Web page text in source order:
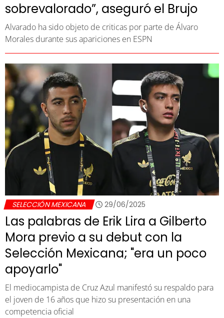
sobrevalorado”, aseguró el Brujo
Alvarado ha sido objeto de criticas por parte de Álvaro
Morales durante sus apariciones en ESPN
SELECCIÓN MEXICANA 29/06/2025
Las palabras de Erik Lira a Gilberto
Mora previo a su debut con la
Selección Mexicana; "era un poco
apoyarlo"
El mediocampista de Cruz Azul manifestó su respaldo para
el joven de 16 años que hizo su presentación en una
competencia oficial